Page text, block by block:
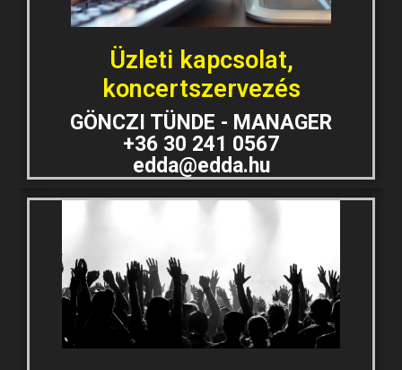
Üzleti kapcsolat,
koncertszervezés
GÖNCZI TÜNDE - MANAGER
+36 30 241 0567
edda@edda.hu